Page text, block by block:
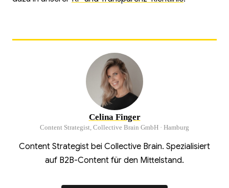
Celina Finger
Content Strategist, Collective Brain GmbH · Hamburg
Content Strategist bei Collective Brain. Spezialisiert
auf B2B-Content für den Mittelstand.